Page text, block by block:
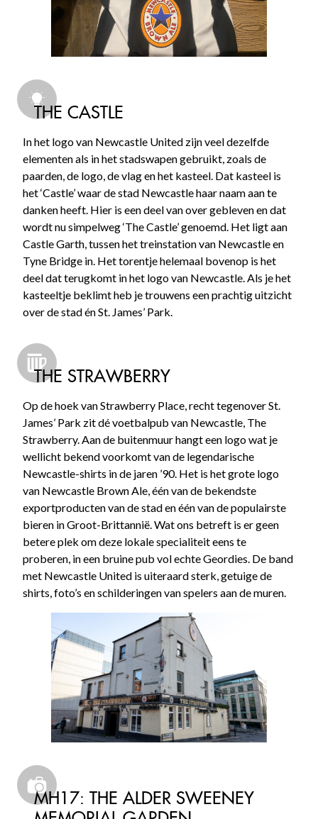
THE CASTLE
In het logo van Newcastle United zijn veel dezelfde
elementen als in het stadswapen gebruikt, zoals de
paarden, de logo, de vlag en het kasteel. Dat kasteel is
het ‘Castle’ waar de stad Newcastle haar naam aan te
danken heeft. Hier is een deel van over gebleven en dat
wordt nu simpelweg ‘The Castle’ genoemd. Het ligt aan
Castle Garth, tussen het treinstation van Newcastle en
Tyne Bridge in. Het torentje helemaal bovenop is het
deel dat terugkomt in het logo van Newcastle. Als je het
kasteeltje beklimt heb je trouwens een prachtig uitzicht
over de stad én St. James’ Park.
THE STRAWBERRY
Op de hoek van Strawberry Place, recht tegenover St.
James’ Park zit dé voetbalpub van Newcastle, The
Strawberry. Aan de buitenmuur hangt een logo wat je
wellicht bekend voorkomt van de legendarische
Newcastle-shirts in de jaren ’90. Het is het grote logo
van Newcastle Brown Ale, één van de bekendste
exportproducten van de stad en één van de populairste
bieren in Groot-Brittannië. Wat ons betreft is er geen
betere plek om deze lokale specialiteit eens te
proberen, in een bruine pub vol echte Geordies. De band
met Newcastle United is uiteraard sterk, getuige de
shirts, foto’s en schilderingen van spelers aan de muren.
MH17: THE ALDER SWEENEY